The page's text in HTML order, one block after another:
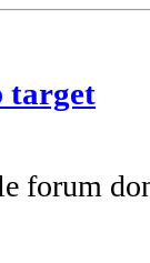
target
forum